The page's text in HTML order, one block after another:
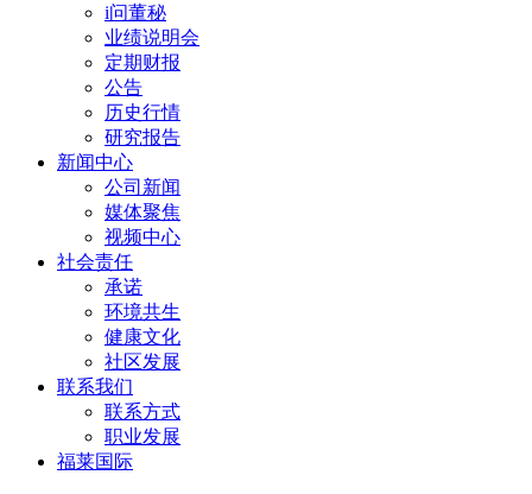
i问董秘
业绩说明会
定期财报
公告
历史行情
研究报告
新闻中心
公司新闻
媒体聚焦
视频中心
社会责任
承诺
环境共生
健康文化
社区发展
联系我们
联系方式
职业发展
福莱国际